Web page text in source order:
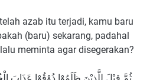
azab itu terjadi, kamu baru
(baru) sekarang, padahal
meminta agar disegerakan?